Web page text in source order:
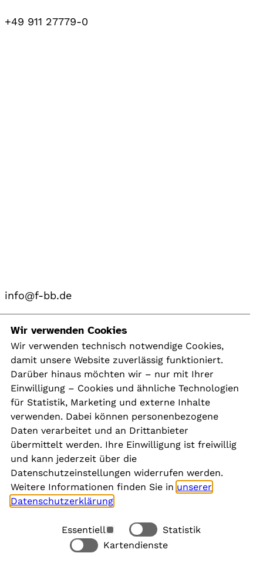
+49 911 27779-0
info@f-bb.de
Navigation
Kontakt
Presse
Aktuelles
Karriere
Newsletter
Social Media
Rechtliches
Wir verwenden Cookies
Wir verwenden technisch notwendige Cookies,
damit unsere Website zuverlässig funktioniert.
Darüber hinaus möchten wir – nur mit Ihrer
Einwilligung – Cookies und ähnliche Technologien
für Statistik, Marketing und externe Inhalte
verwenden. Dabei können personenbezogene
Daten verarbeitet und an Drittanbieter
übermittelt werden. Ihre Einwilligung ist freiwillig
und kann jederzeit über die
Datenschutzeinstellungen widerrufen werden.
Weitere Informationen finden Sie in unserer
Datenschutzerklärung
Essentiell
Statistik
Kartendienste